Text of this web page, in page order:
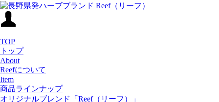
TOP
トップ
About
Reefについて
Item
商品ラインナップ
オリジナルブレンド「Reef（リーフ）」